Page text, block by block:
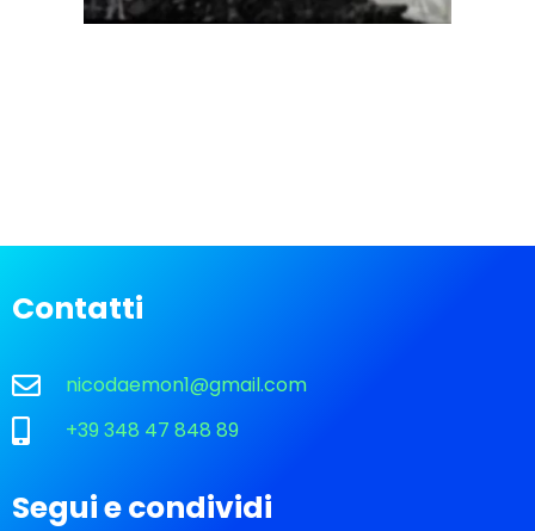
Contatti
nicodaemon1@gmail.com
+39 348 47 848 89
Segui e condividi